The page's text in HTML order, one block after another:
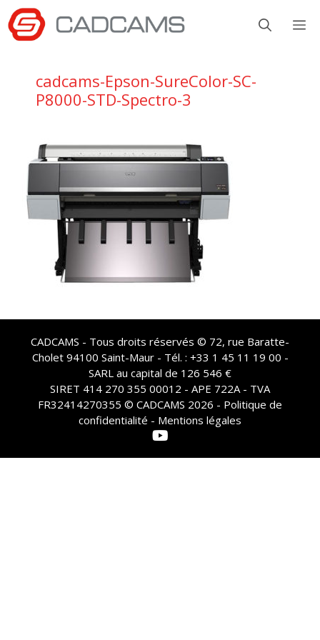
Aller
au
contenu
cadcams-Epson-SureColor-SC-
P8000-STD-Spectro-3
CADCAMS - Tous droits réservés © 72, rue Baratte-
Cholet 94100 Saint-Maur - Tél. : +33 1 45 11 19 00 -
SARL au capital de 126 546 €
SIRET 414 270 355 00012 - APE 722A - TVA
FR32414270355 © CADCAMS 2026 - Politique de
confidentialité - Mentions légales